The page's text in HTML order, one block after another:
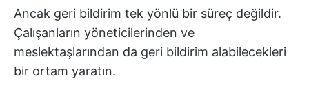
Ancak geri bildirim tek yönlü bir süreç değildir.
Çalışanların yöneticilerinden ve
meslektaşlarından da geri bildirim alabilecekleri
bir ortam yaratın.